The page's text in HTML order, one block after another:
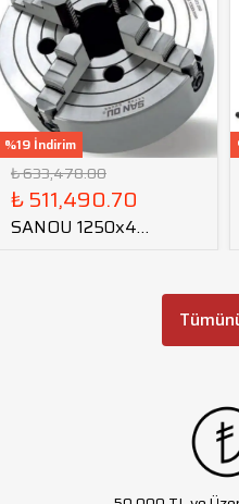
%19 İndirim
₺ 633,478.00
₺ 511,490.70
SANOU 1250x4